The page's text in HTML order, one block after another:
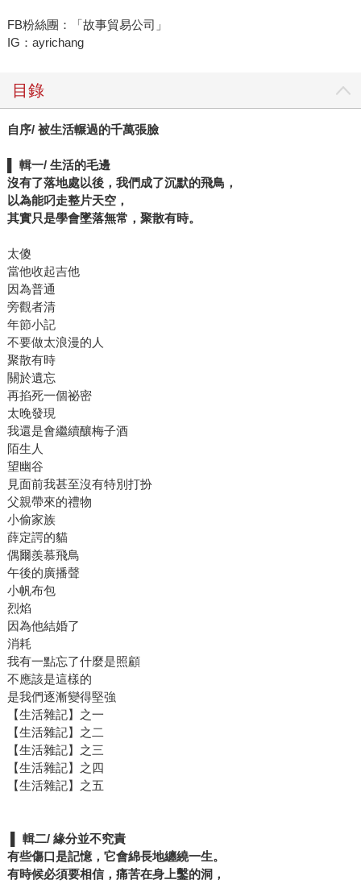
FB粉絲團：「故事貿易公司」
IG：ayrichang
目錄
自序/ 被生活輾過的千萬張臉
輯一/ 生活的毛邊
沒有了落地處以後，我們成了沉默的飛鳥，
以為能叼走整片天空，
其實只是學會墜落無常，聚散有時。
太傻
當他收起吉他
因為普通
旁觀者清
年節小記
不要做太浪漫的人
聚散有時
關於遺忘
再掐死一個祕密
太晚發現
我還是會繼續釀梅子酒
陌生人
望幽谷
見面前我甚至沒有特別打扮
父親帶來的禮物
小偷家族
薛定諤的貓
偶爾羨慕飛鳥
午後的廣播聲
小帆布包
烈焰
因為他結婚了
消耗
我有一點忘了什麼是照顧
不應該是這樣的
是我們逐漸變得堅強
【生活雜記】之一
【生活雜記】之二
【生活雜記】之三
【生活雜記】之四
【生活雜記】之五
輯二/ 緣分並不究責
有些傷口是記憶，它會綿長地纏繞一生。
有時候必須要相信，痛苦在身上鑿的洞，